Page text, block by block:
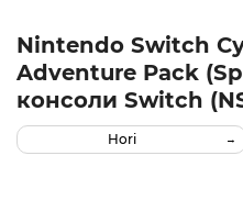
Nintendo Switch
Adventure Pack
консоли Switch
Hori